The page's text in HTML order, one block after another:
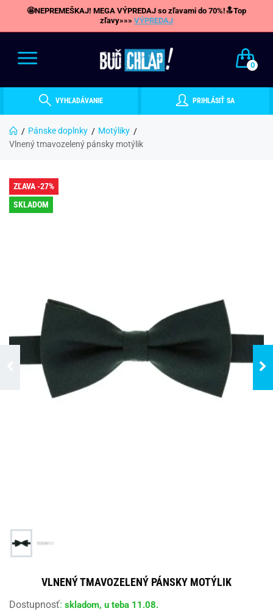
🤩NEPREMEŠKAJ! MEGA VÝPREDAJ so zľavami do 70%!🔝Top
zľavy»»» VÝPREDAJ
0
VYHĽADÁVANIE PRIHLÁSIŤ SA
Pánske doplnky
Motýliky
Vlnený tmavozelený pánsky motýlik
ZĽAVA -27%
SKLADOM
VLNENÝ TMAVOZELENÝ PÁNSKY MOTÝLIK
Dostupnosť: skladom, u teba 11.08.